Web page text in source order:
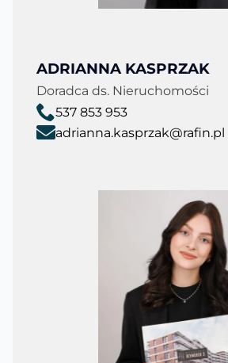
ADRIANNA KASPRZAK
Doradca ds. Nieruchomości
537 853 953
adrianna.kasprzak@rafin.pl